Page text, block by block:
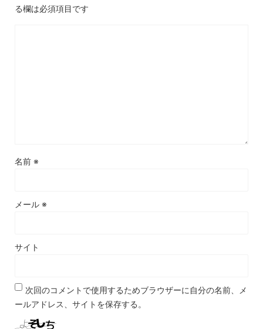
る欄は必須項目です
名前 ※
メール ※
サイト
次回のコメントで使用するためブラウザーに自分の名前、メ
ールアドレス、サイトを保存する。